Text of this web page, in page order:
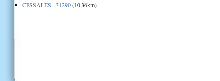
CESSALES - 31290(10,36km)